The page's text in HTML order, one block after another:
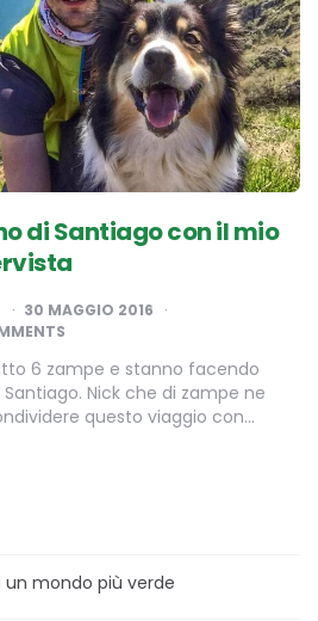
di Santiago con il mio
30 MAGGIO 2016
6 zampe e stanno facendo
Nick che di zampe ne
questo viaggio con…
un mondo più verde